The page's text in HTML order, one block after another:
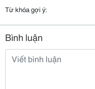
Từ khóa gợi ý:
Bình luận